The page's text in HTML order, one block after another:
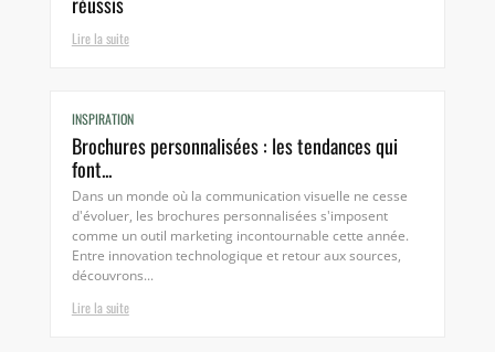
Lire la suite
INSPIRATION
Brochures personnalisées : les tendances qui
font...
Dans un monde où la communication visuelle ne cesse
d'évoluer, les brochures personnalisées s'imposent
comme un outil marketing incontournable cette année.
Entre innovation technologique et retour aux sources,
découvrons...
Lire la suite